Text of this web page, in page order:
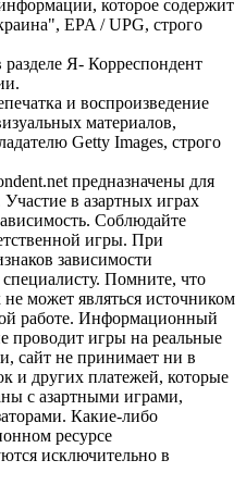
которое содержит
EPA / UPG, строго
Я- Корреспондент
и воспроизведение
материалов,
Getty Images, строго
предназначены для
в азартных играх
Соблюдайте
игры. При
зависимости
Помните, что
не может являться источником
работе. Информационный
проводит игры на реальные
сайт не принимает ни в
и других платежей, которые
с азартными играми,
Какие-либо
ресурсе
исключительно в